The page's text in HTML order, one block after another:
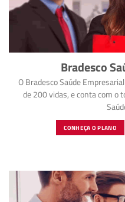
Bradesco
O Bradesco Saúde
de 200 vidas, e conta com o
CONHEÇA O PLANO